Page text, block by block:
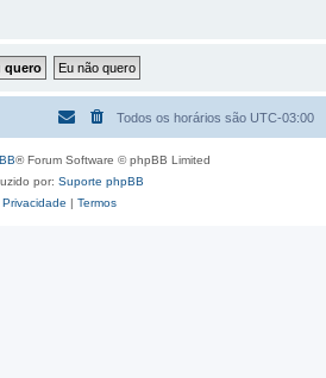
Todos os horários são UTC-03:00
® Forum Software © phpBB Limited
por: Suporte phpBB
Privacidade | Termos